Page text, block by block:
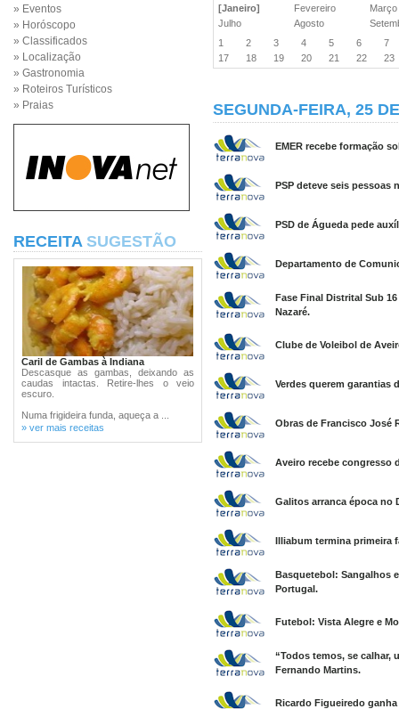
» Eventos
» Horóscopo
» Classificados
» Localização
» Gastronomia
» Roteiros Turísticos
» Praias
RECEITA SUGESTÃO
Caril de Gambas à Indiana
Descasque as gambas, deixando as
caudas intactas. Retire-lhes o veio
escuro.
Numa frigideira funda, aqueça a ...
» ver mais receitas
[Janeiro]
Fevereiro
Julho
Agosto
1
2 3 4 5 6
7
17
18 19 20 21 22 23
SEGUNDA-FEIRA, 25
EMER recebe formação
PSP deteve seis pessoas
PSD de Águeda pede
Departamento de
Fase Final Distrital Sub
Nazaré.
Clube de Voleibol de
Verdes querem garantias
Obras de Francisco José
Aveiro recebe congresso
Galitos arranca época no
Illiabum termina primeira
Basquetebol: Sangalhos
Portugal.
Futebol: Vista Alegre e
“Todos temos, se calhar,
Fernando Martins.
Ricardo Figueiredo ganha